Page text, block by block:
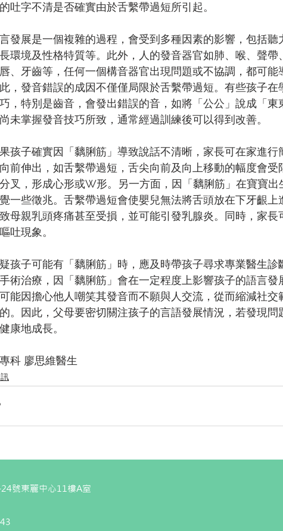
吐字不清是否確實由於舌繫帶過短所引起。
發展是一個複雜的過程，會受到多種因素的影響，包括聽
環境及性格特質等。此外，人的發音器官如肺、喉、聲帶
、牙齒等，任何一個構音器官出現問題或不協調，都可能
，發音錯誤的成因不僅僅局限於舌繫帶過短。有些孩子在
，特別是齒音，會發出錯誤的音，如將「公公」說成「
未掌握發音技巧所致，通常經過訓練後可以得到改善。
孩子確實因「黐脷筋」導致說話不清晰，家長可在家進行
前伸出，如舌繫帶過短，舌尖向前及向上移動的幅度會受
叉，形成心形或W形。另一方面，因「黐脷筋」在寶寶
一些徵兆。舌繫帶過短會使嬰兒無法將舌頭放在下牙齦上
母親乳頭疼痛甚至受損，並可能引發乳腺炎。同時，家
吐現象。
孩子可能有「黐脷筋」時，應及時帶孩子尋求專業醫生診
術治療，因「黐脷筋」會在一定程度上影響孩子的語言發
能因擔心他人嘲笑其發音而不願與人交流，從而縮減社交
。因此，父母要密切關注孩子的言語發展情況，若發現
康地成長。
科 廖思維醫生
號東麗中心11樓A室